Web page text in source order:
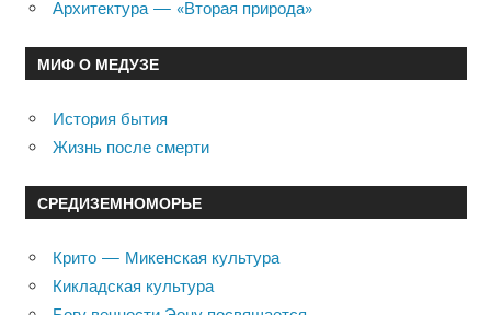
Архитектура — «Вторая природа»
МИФ О МЕДУЗЕ
История бытия
Жизнь после смерти
СРЕДИЗЕМНОМОРЬЕ
Крито — Микенская культура
Кикладская культура